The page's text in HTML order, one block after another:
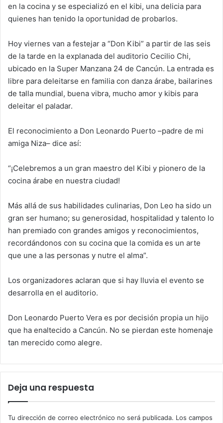
en la cocina y se especializó en el kibi, una delicia para
quienes han tenido la oportunidad de probarlos.
Hoy viernes van a festejar a “Don Kibi” a partir de las seis
de la tarde en la explanada del auditorio Cecilio Chi,
ubicado en la Super Manzana 24 de Cancún. La entrada es
libre para deleitarse en familia con danza árabe, bailarines
de talla mundial, buena vibra, mucho amor y kibis para
deleitar el paladar.
El reconocimiento a Don Leonardo Puerto –padre de mi
amiga Niza– dice así:
“¡Celebremos a un gran maestro del Kibi y pionero de la
cocina árabe en nuestra ciudad!
Más allá de sus habilidades culinarias, Don Leo ha sido un
gran ser humano; su generosidad, hospitalidad y talento lo
han premiado con grandes amigos y reconocimientos,
recordándonos con su cocina que la comida es un arte
que une a las personas y nutre el alma”.
Los organizadores aclaran que si hay lluvia el evento se
desarrolla en el auditorio.
Don Leonardo Puerto Vera es por decisión propia un hijo
que ha enaltecido a Cancún. No se pierdan este homenaje
tan merecido como alegre.
Deja una respuesta
Tu dirección de correo electrónico no será publicada. Los campos